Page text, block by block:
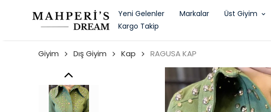
Yeni Gelenler Markalar Üst Giyim
Kargo Takip
Giyim Dış Giyim Kap RAGUSA KAP